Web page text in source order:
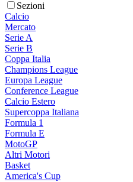
Sezioni
Calcio
Mercato
Serie A
Serie B
Coppa Italia
Champions League
Europa League
Conference League
Calcio Estero
Supercoppa Italiana
Formula 1
Formula E
MotoGP
Altri Motori
Basket
America's Cup